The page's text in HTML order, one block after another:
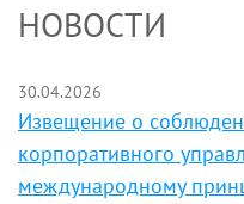
НОВОСТИ
30.04.2026
Извещение о
корпоративного
международному